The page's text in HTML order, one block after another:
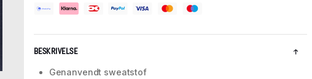
BESKRIVELSE
Genanvendt sweatstof